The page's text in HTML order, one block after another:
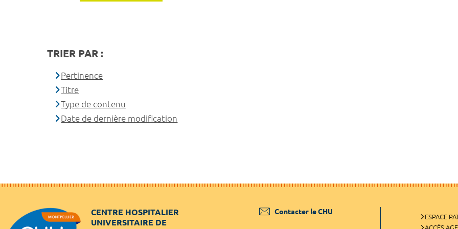
TRIER PAR :
Pertinence
Titre
Type de contenu
Date de dernière modification
CENTRE HOSPITALIER
UNIVERSITAIRE DE
Contacter le CHU
ESPACE
ACCÈS